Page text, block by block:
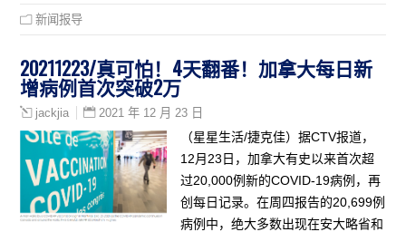
新闻报导
20211223/真可怕！4天翻番！加拿大每日新
增病例首次突破2万
jackjia 2021 年 12 月 23 日
（星星生活/捷克佳）据CTV报道，
12月23日，加拿大有史以来首次超
过20,000例新的COVID-19病例，再
创每日记录。在周四报告的20,699例
病例中，绝大多数出现在安大略省和